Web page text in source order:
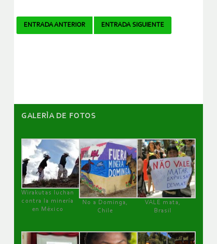
Navegador
ENTRADA ANTERIOR ENTRADA SIGUIENTE
GALERÌA DE FOTOS
Wirakutas luchan
contra la minería
en México
No a Dominga,
Chile
VALE mata,
Brasil